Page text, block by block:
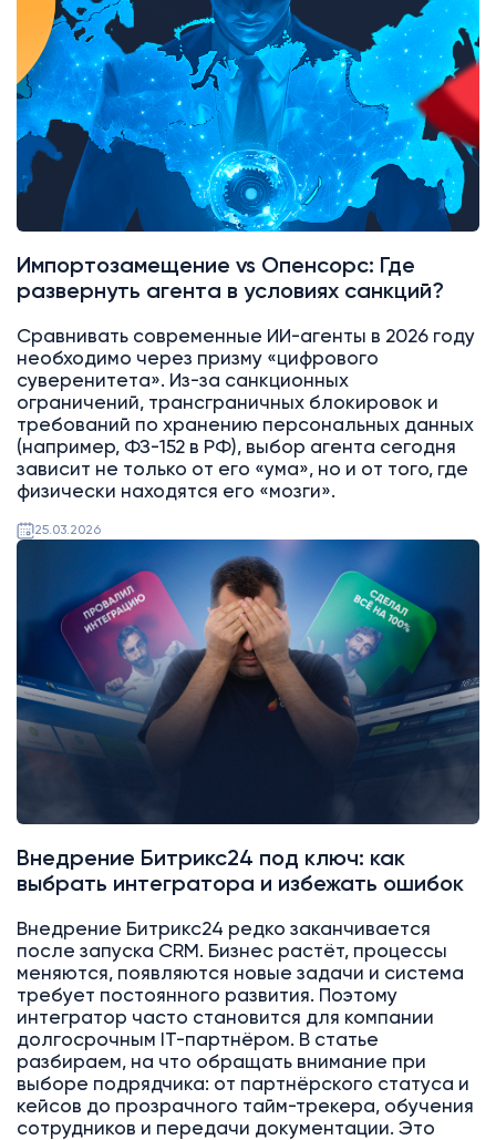
Импортозамещение vs Опенсорс: Где
развернуть агента в условиях санкций?
Сравнивать современные ИИ-агенты в 2026 году
необходимо через призму «цифрового
суверенитета». Из-за санкционных
ограничений, трансграничных блокировок и
требований по хранению персональных данных
(например, ФЗ-152 в РФ), выбор агента сегодня
зависит не только от его «ума», но и от того, где
физически находятся его «мозги».
25.03.2026
Интеграции
Внедрение Битрикс24 под ключ: как
выбрать интегратора и избежать ошибок
Внедрение Битрикс24 редко заканчивается
после запуска CRM. Бизнес растёт, процессы
меняются, появляются новые задачи и система
требует постоянного развития. Поэтому
интегратор часто становится для компании
долгосрочным IT-партнёром. В статье
разбираем, на что обращать внимание при
выборе подрядчика: от партнёрского статуса и
кейсов до прозрачного тайм-трекера, обучения
сотрудников и передачи документации. Это